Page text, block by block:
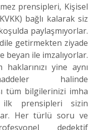
prensipleri, Kişisel
bağlı kalarak siz
paylaşmıyorlar.
getirmekten ziyade
beyan ile imzalıyorlar.
yine aynı
halinde
tüm bilgilerinizi imha
ilk prensipleri sizin
Her türlü soru ve
dedektif